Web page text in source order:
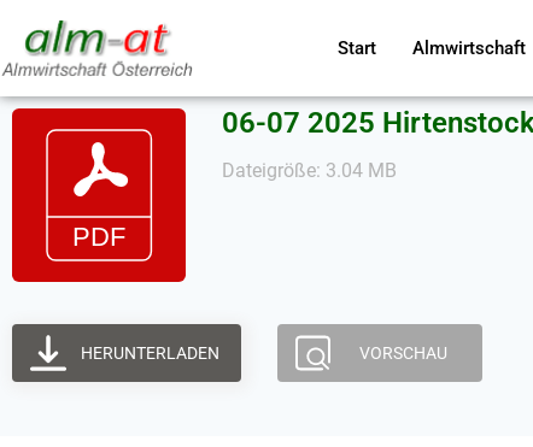
Start Almwirtschaft
06-07 2025
Dateigröße: 3.04 MB
HERUNTERLADEN VORSCHAU